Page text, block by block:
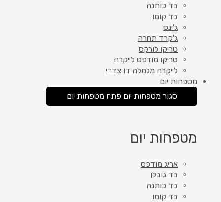
בד כותנה
בד קומו
ג'ינס
ג'קרד תחרה
טריקו לורקס
טריקו מודפס לייקרה
לייקרה מלמלה דו צדדי
מטפחות יום
סגור מטפחות יום פתח מטפחות יום
מטפחות יום
אריג מודפס
בד גובלן
בד כותנה
בד קומו